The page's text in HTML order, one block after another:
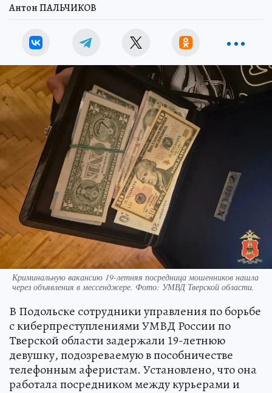
Антон ПАЛЬЧИКОВ
Криминальную вакансию 19-летняя посредница мошенников нашла
через объявления в мессенджере. Фото: УМВД Тверской области.
В Подольске сотрудники управления по борьбе
с киберпреступлениями УМВД России по
Тверской области задержали 19-летнюю
девушку, подозреваемую в пособничестве
телефонным аферистам. Установлено, что она
работала посредником между курьерами и